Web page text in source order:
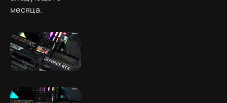
месяца.